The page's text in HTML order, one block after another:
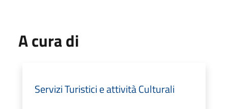
A cura di
Servizi Turistici e attività Culturali